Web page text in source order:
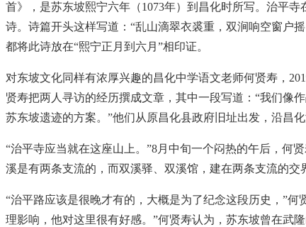
首》，是苏东坡熙宁六年（1073年）到昌化时所写。治平
诗。诗篇开头这样写道：“乱山滴翠衣裘重，双涧响空窗户
都将此诗放在“熙宁正月到六月”相印证。
对东坡文化同样有浓厚兴趣的昌化中学语文老师何贤寿，
贤寿把两人寻访的经历撰成文章，其中一段写道：“我们像
苏东坡遗迹的方案。”他们从原昌化县政府旧址出发，沿昌
“治平寺应当就在这座山上。”8月中旬一个闷热的午后，何
溪是有两条支流的，而双溪驿、双溪馆，建在两条支流的
“治平路应该是很晚才有的，大概是为了纪念这段历史，”
理影响，他对这里很有好感。”何贤寿认为，苏东坡曾在武